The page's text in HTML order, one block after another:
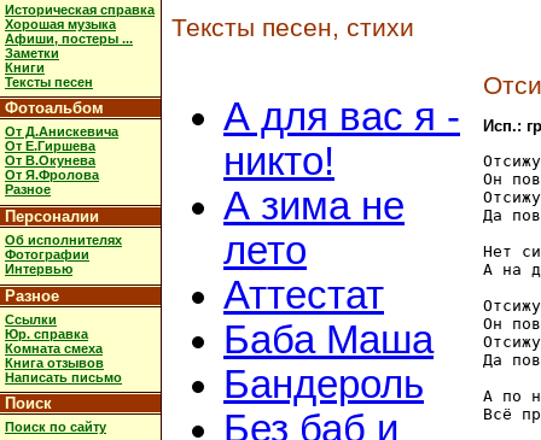
Историческая справка
Хорошая музыка
Афиши, постеры ...
Заметки
Книги
Тексты песен
Фотоальбом
От Д.Анискевича
От Е.Гиршева
От В.Окунева
От Я.Фролова
Разное
Персоналии
Об исполнителях
Фотографии
Интервью
Разное
Ссылки
Юр. справка
Комната смеха
Книга отзывов
Написать письмо
Поиск
Поиск по сайту
Тексты песен, стихи
А для вас я -
никто!
А зима не
лето
Аттестат
Баба Маша
Бандероль
Без баб и
Исп.:
Он
Да
Нет
А на
Он
Да
А по
Всё